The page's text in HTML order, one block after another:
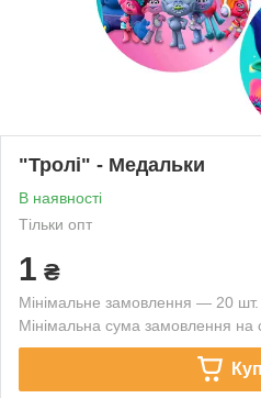
"Тролі" - Медальки
В наявності
Тільки опт
1 ₴
Мінімальне замовлення — 20 шт.
Мінімальна сума замовлення на